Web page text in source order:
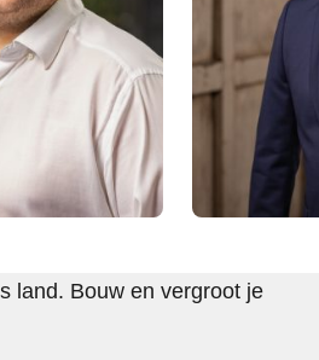
land. Bouw en vergroot je